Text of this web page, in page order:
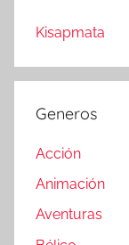
Kisapmata
Generos
Acción
Animación
Aventuras